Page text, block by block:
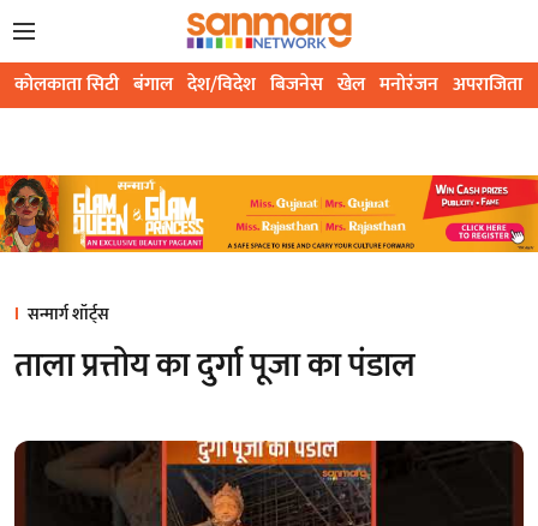
कोलकाता सिटी बंगाल देश/विदेश बिजनेस खेल मनोरंजन अपराजिता
सन्मार्ग शॉर्ट्स
ताला प्रत्तोय का दुर्गा पूजा का पंडाल